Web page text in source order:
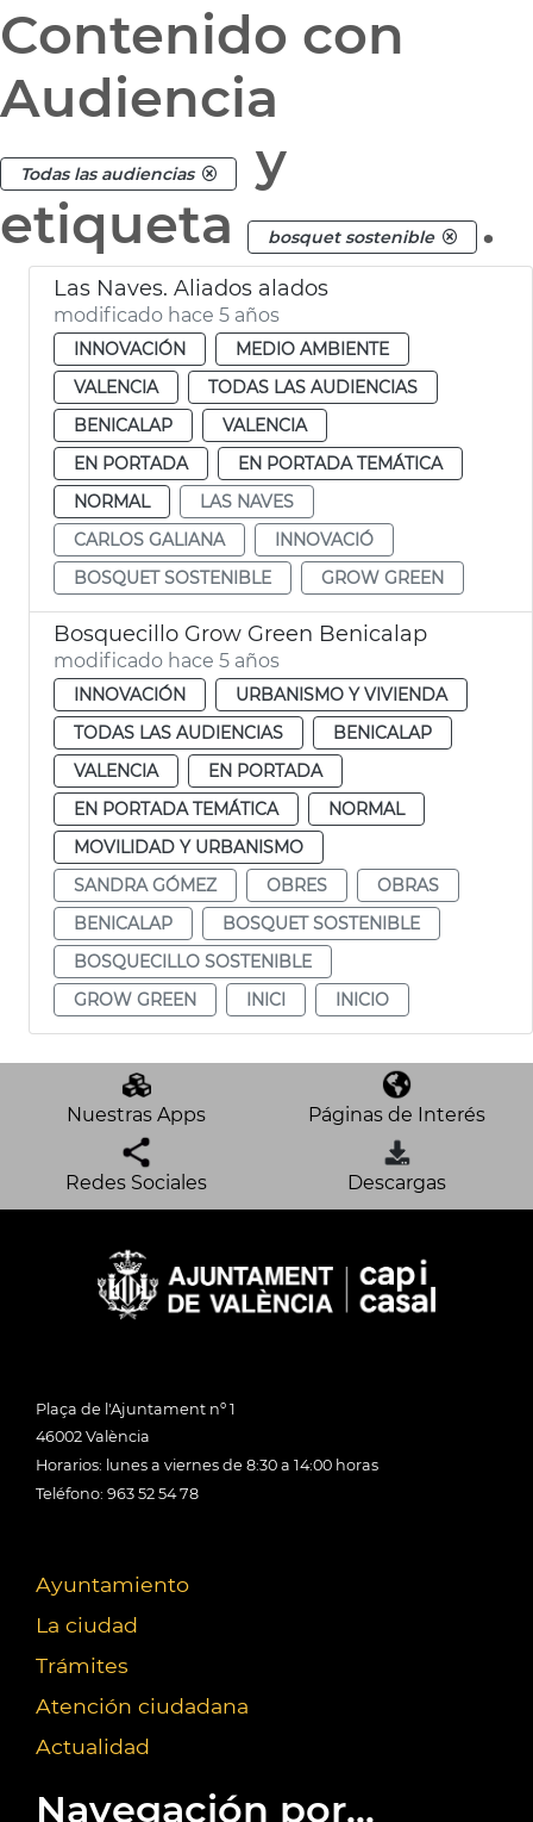
Contenido con
Audiencia
Todas las audiencias
y
etiqueta
bosquet sostenible .
Las Naves. Aliados alados
modificado hace 5 años
INNOVACIÓN
MEDIO AMBIENTE
VALENCIA
TODAS LAS AUDIENCIAS
BENICALAP
VALENCIA
EN PORTADA
EN PORTADA TEMÁTICA
NORMAL
LAS NAVES
CARLOS GALIANA
INNOVACIÓ
BOSQUET SOSTENIBLE
GROW GREEN
Bosquecillo Grow Green Benicalap
modificado hace 5 años
INNOVACIÓN
URBANISMO Y VIVIENDA
TODAS LAS AUDIENCIAS
BENICALAP
VALENCIA
EN PORTADA
EN PORTADA TEMÁTICA
NORMAL
MOVILIDAD Y URBANISMO
SANDRA GÓMEZ
OBRES
OBRAS
BENICALAP
BOSQUET SOSTENIBLE
BOSQUECILLO SOSTENIBLE
GROW GREEN
INICI INICIO
Nuestras Apps Páginas de Interés
Redes Sociales Descargas
Plaça de l'Ajuntament nº 1
46002 València
Horarios: lunes a viernes de 8:30 a 14:00 horas
Teléfono: 963 52 54 78
Ayuntamiento
La ciudad
Trámites
Atención ciudadana
Actualidad
Navegación por...